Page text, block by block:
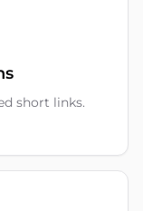
short links.